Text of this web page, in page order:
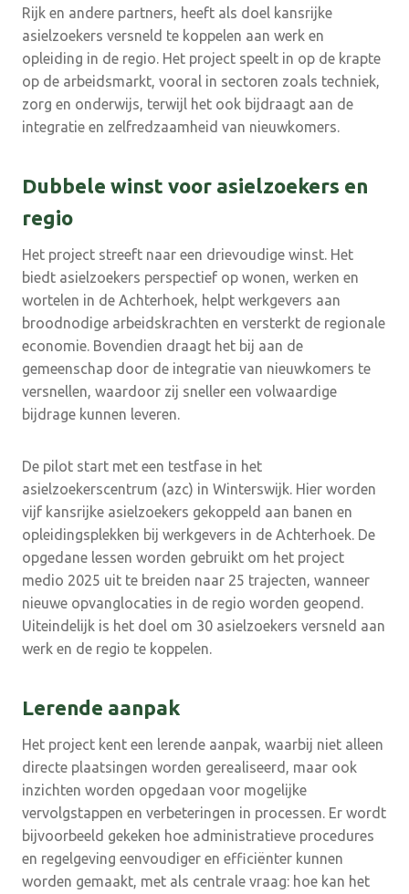
Rijk en andere partners, heeft als doel kansrijke
asielzoekers versneld te koppelen aan werk en
opleiding in de regio. Het project speelt in op de krapte
op de arbeidsmarkt, vooral in sectoren zoals techniek,
zorg en onderwijs, terwijl het ook bijdraagt aan de
integratie en zelfredzaamheid van nieuwkomers.
Dubbele winst voor asielzoekers en
regio
Het project streeft naar een drievoudige winst. Het
biedt asielzoekers perspectief op wonen, werken en
wortelen in de Achterhoek, helpt werkgevers aan
broodnodige arbeidskrachten en versterkt de regionale
economie. Bovendien draagt het bij aan de
gemeenschap door de integratie van nieuwkomers te
versnellen, waardoor zij sneller een volwaardige
bijdrage kunnen leveren.
De pilot start met een testfase in het
asielzoekerscentrum (azc) in Winterswijk. Hier worden
vijf kansrijke asielzoekers gekoppeld aan banen en
opleidingsplekken bij werkgevers in de Achterhoek. De
opgedane lessen worden gebruikt om het project
medio 2025 uit te breiden naar 25 trajecten, wanneer
nieuwe opvanglocaties in de regio worden geopend.
Uiteindelijk is het doel om 30 asielzoekers versneld aan
werk en de regio te koppelen.
Lerende aanpak
Het project kent een lerende aanpak, waarbij niet alleen
directe plaatsingen worden gerealiseerd, maar ook
inzichten worden opgedaan voor mogelijke
vervolgstappen en verbeteringen in processen. Er wordt
bijvoorbeeld gekeken hoe administratieve procedures
en regelgeving eenvoudiger en efficiënter kunnen
worden gemaakt, met als centrale vraag: hoe kan het